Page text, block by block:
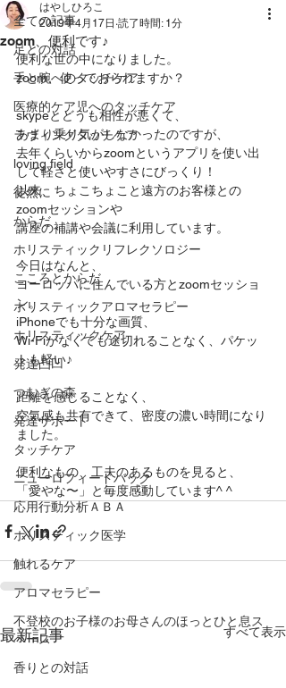
全ての記事
足との対話
手と腕へのタッチケア
医療的ケア児へのタッチケア
ラヴィングタッチケア
loving field
徒然に
からだ
ホリスティックリフレクソロジー
こころとからだ
ホリスティックアロマセラピー
ホリスティックケア
発達凸凹
つむぎの森
発達サポート
タッチケア
ニューロフィードバック
応用行動分析ＡＢＡ
ホリスティック医学
触れるケア
アロマセラピー
不登校のお子様のお母さんのほっとひと息ス
ペース
香りとの対話
zoom、便利です♪
はやしひろこ
2019年4月17日 読了時間: 1分
便利な世の中になりました。
zoom、使っておられますか？
skypeとどうも相性が悪くて、
あまり乗り気がしなかったのですが、
去年くらいからzoomというアプリを使い出
して軽さと使いやすさにびっくり！
以来、ちょこちょこと遠方のお客様との
zoomセッションや
講座の補講や会議に利用しています。
今日はなんと、
ヨーロッパに住んでいる方とzoomセッショ
ン。
iPhoneでも十分な画質、
Wi-Fiがなくても途切れることなく、パケッ
トも軽い♪
距離を感じることなく、
空気感も共有できて、密度の濃い時間になり
ました。
便利なもの、工夫のあるものを見ると、
「愛やな〜」と毎度感動しています^ ^
最新記事 すべて表示